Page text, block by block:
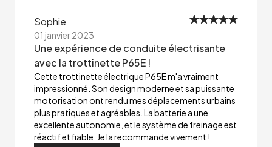
Sophie
01 janvier 2023
Une expérience de conduite électrisante
avec la trottinette P65E !
Cette trottinette électrique P65E m'a vraiment
impressionné. Son design moderne et sa puissante
motorisation ont rendu mes déplacements urbains
plus pratiques et agréables. La batterie a une
excellente autonomie, et le système de freinage est
réactif et fiable. Je la recommande vivement !